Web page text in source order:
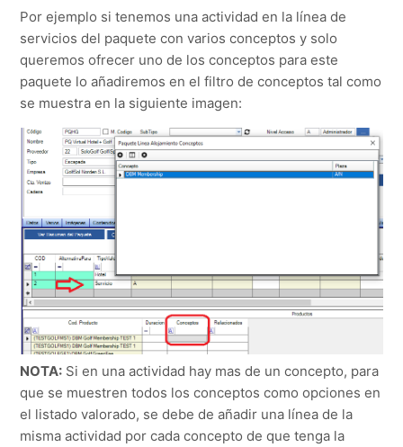
Por ejemplo si tenemos una actividad en la línea de
servicios del paquete con varios conceptos y solo
queremos ofrecer uno de los conceptos para este
paquete lo añadiremos en el filtro de conceptos tal como
se muestra en la siguiente imagen:
NOTA: Si en una actividad hay mas de un concepto, para
que se muestren todos los conceptos como opciones en
el listado valorado, se debe de añadir una línea de la
misma actividad por cada concepto de que tenga la